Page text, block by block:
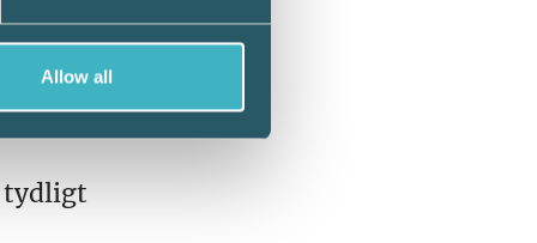
Allow all
tydligt